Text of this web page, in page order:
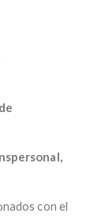
con el